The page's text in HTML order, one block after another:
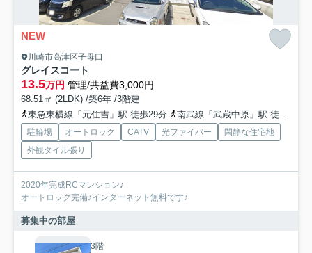
NEW
川崎市高津区子母口
グレイスコート
13.5万円 管理/共益費3,000円
68.51㎡ (2LDK) /築6年 /3階建
東急東横線「元住吉」駅 徒歩29分
南武線「武蔵中原」駅 徒歩20分
駐輪場 オートロック CATV 光ファイバー
閑静な住宅地
外観タイル張り
2020年完成RCマンション♪
オートロック完備♪インターネット無料です♪
募集中の部屋
3階